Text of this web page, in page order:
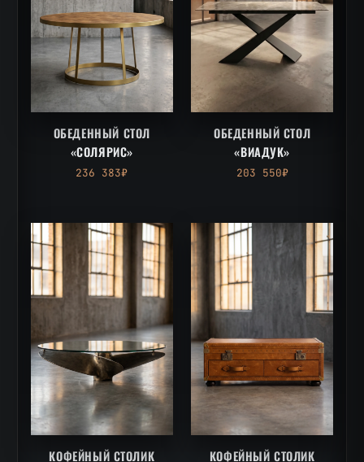
ОБЕДЕННЫЙ СТОЛ
«СОЛЯРИС»
236 383₽
ОБЕДЕННЫЙ СТОЛ
«ВИАДУК»
203 550₽
КОФЕЙНЫЙ СТОЛИК
КОФЕЙНЫЙ СТОЛИК